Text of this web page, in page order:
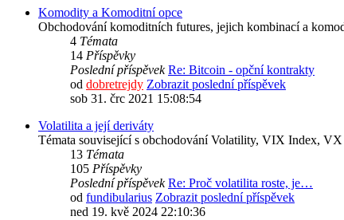
Komodity a Komoditní opce
Obchodování komoditních futures, jejich kombinací a
4 Témata
14 Příspěvky
Poslední příspěvek Re: Bitcoin - opční kontrakty
od dobretrejdy Zobrazit poslední příspěvek
sob 31. črc 2021 15:08:54
Volatilita a její deriváty
Témata související s obchodování Volatility, VIX Index,
13 Témata
105 Příspěvky
Poslední příspěvek Re: Proč volatilita roste, je…
od fundibularius Zobrazit poslední příspěvek
ned 19. kvě 2024 22:10:36